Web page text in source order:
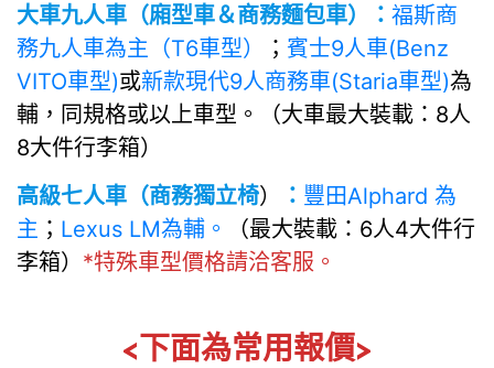
大車九人車（廂型車＆商務麵包車）： 福斯商
務九人車為主（T6車型）
； 賓士9人車(Benz
VITO車型)或新款現代9人商務車(Staria車型)為
輔，同規格或以上車型。（大車最大裝載：8人
8大件行李箱）
高級七人車（商務獨立椅） ： 豐田Alphard 為
主 ； Lexus LM為輔。
（最大裝載：6人4大件行
李箱） *特殊車型價格請洽客服。
<下面為常用報價>